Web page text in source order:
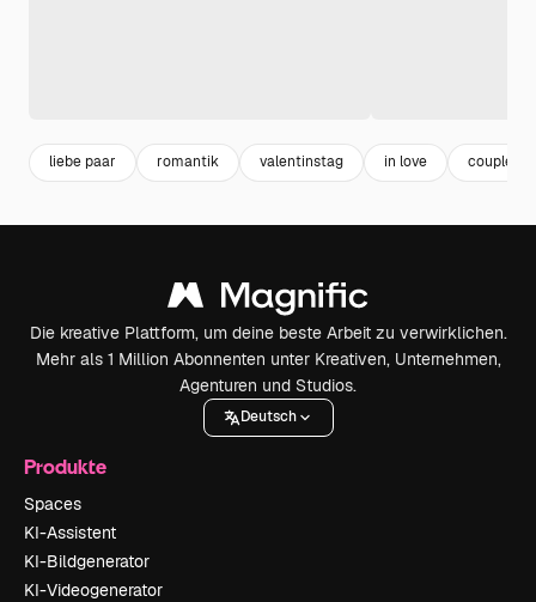
liebe paar romantik valentinstag in love couple
Die kreative Plattform, um deine beste Arbeit zu verwirklichen.
Mehr als 1 Million Abonnenten unter Kreativen, Unternehmen,
Agenturen und Studios.
Deutsch
Produkte
Spaces
KI-Assistent
KI-Bildgenerator
KI-Videogenerator